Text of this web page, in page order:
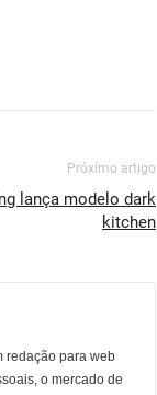
Próximo artigo
lança modelo dark
kitchen
redação para web
o mercado de